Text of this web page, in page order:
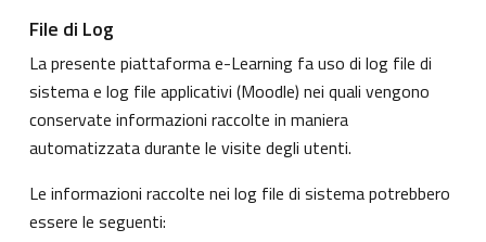
File di Log
La presente piattaforma e-Learning fa uso di log file di
sistema e log file applicativi (Moodle) nei quali vengono
conservate informazioni raccolte in maniera
automatizzata durante le visite degli utenti.
Le informazioni raccolte nei log file di sistema potrebbero
essere le seguenti: